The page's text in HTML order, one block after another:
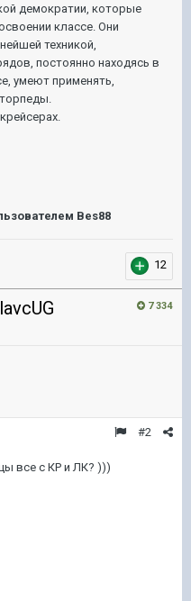
демократии, которые
классе. Они
техникой,
постоянно находясь в
умеют применять,
Bes88
12
7 334
#2
все с КР и ЛК? )))